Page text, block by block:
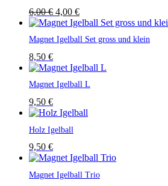
6,00€ Ursprünglicher
Preis
6,00 €
4,00 €Aktueller
Preis
4,00 €.
Magnet Igelball Set gross und klein
8,50 €
Magnet Igelball L
9,50 €
Holz Igelball
9,50 €
Magnet Igelball Trio